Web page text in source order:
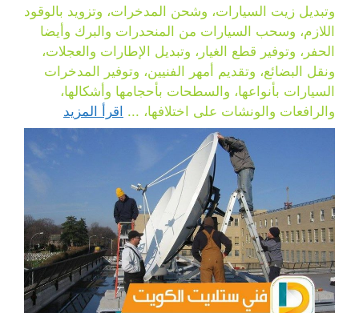
وتبديل زيت السيارات، وشحن المدخرات، وتزويد بالوقود
اللازم، وسحب السيارات من المنحدرات والبرك وأيضا
الحفر، وتوفير قطع الغيار، وتبديل الإطارات والعجلات،
ونقل البضائع، وتقديم أمهر الفنيين، وتوفير المدخرات
السيارات بأنواعها، والسطحات بأحجامها وأشكالها،
والرافعات والونشات على اختلافها، ... اقرأ المزيد